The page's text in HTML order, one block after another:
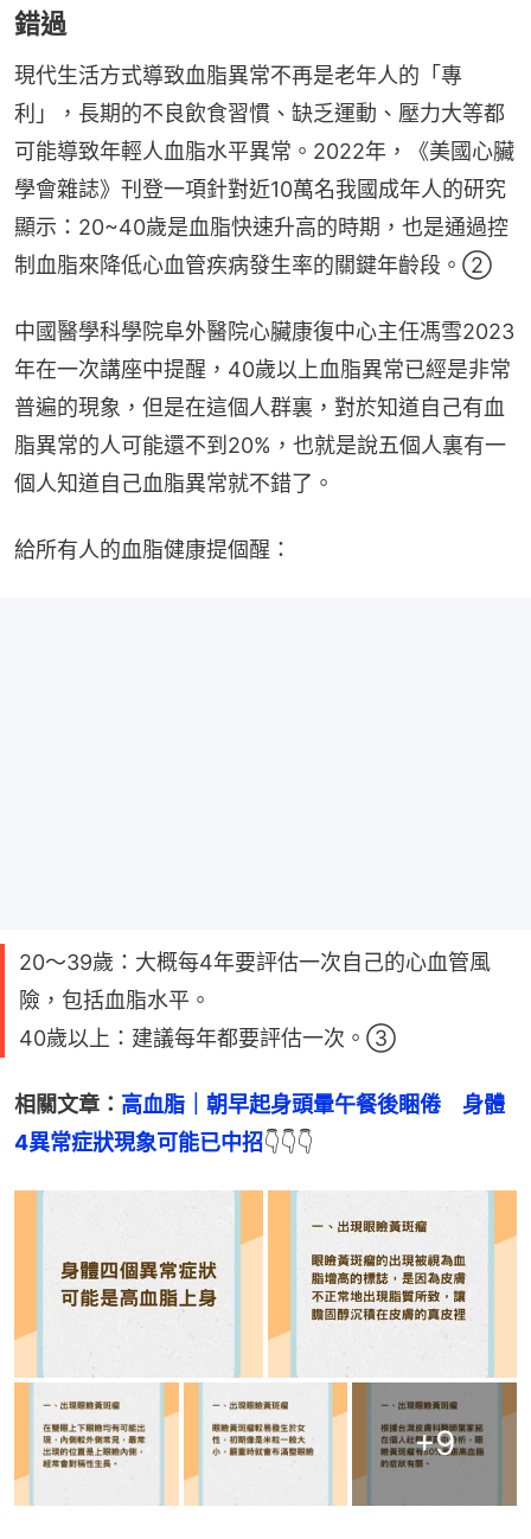
錯過
現代生活方式導致血脂異常不再是老年人的「專
利」，長期的不良飲食習慣、缺乏運動、壓力大等都
可能導致年輕人血脂水平異常。2022年，《美國心臟
學會雜誌》刊登一項針對近10萬名我國成年人的研究
顯示：20~40歲是血脂快速升高的時期，也是通過控
制血脂來降低心血管疾病發生率的關鍵年齡段。②
中國醫學科學院阜外醫院心臟康復中心主任馮雪2023
年在一次講座中提醒，40歲以上血脂異常已經是非常
普遍的現象，但是在這個人群裏，對於知道自己有血
脂異常的人可能還不到20%，也就是說五個人裏有一
個人知道自己血脂異常就不錯了。
給所有人的血脂健康提個醒：
20～39歲：大概每4年要評估一次自己的心血管風
險，包括血脂水平。
40歲以上：建議每年都要評估一次。③
相關文章： 高血脂｜朝早起身頭暈午餐後睏倦　身體
4異常症狀現象可能已中招👇👇👇
+9